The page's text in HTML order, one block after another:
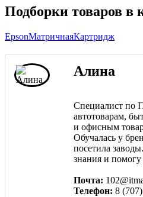
Подборки товаров в
EpsonМатричнаяКартридж
Алина
Специалист по
автотоварам,
и офисным
Обучалась у
посетила
знания и
Почта:
Телефон: 8